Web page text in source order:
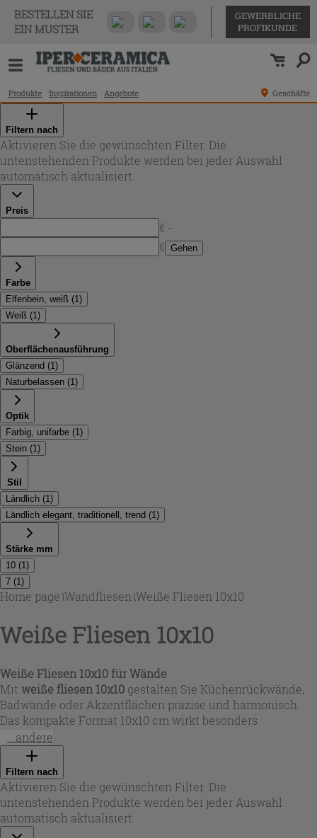
BESTELLEN SIE
EIN MUSTER
GEWERBLICHE
PROFIKUNDE
Produkte Inspirationen Angebote Geschäfte
Filtern nach
Aktivieren Sie die gewünschten Filter. Die
untenstehenden Produkte werden bei jeder Auswahl
automatisch aktualisiert.
Preis
€ -
€ Gehen
Farbe
Elfenbein, weiß (1)
Weiß (1)
Oberflächenausführung
Glänzend (1)
Naturbelassen (1)
Optik
Farbig, unifarbe (1)
Stein (1)
Stil
Ländlich (1)
Ländlich elegant, traditionell, trend (1)
Stärke mm
10 (1)
7 (1)
Home page\Wandfliesen \Weiße Fliesen 10x10
Weiße Fliesen 10x10
Weiße Fliesen 10x10 für Wände
Mit weiße fliesen 10x10 gestalten Sie Küchenrückwände,
Badwände oder Akzentflächen präzise und harmonisch.
Das kompakte Format 10x10 cm wirkt besonders
ausgewogen in kleinen Räumen und lässt sich sowohl
klassisch als auch modern verlegen. In dieser Auswahl
finden Sie vor allem Wandfliesen für den Innenbereich, die
mit ihrem klaren Weiß Räume optisch größer wirken
lassen und Licht sichtbar besser reflektieren.
...andere
Filtern nach
Aktivieren Sie die gewünschten Filter. Die
untenstehenden Produkte werden bei jeder Auswahl
automatisch aktualisiert.